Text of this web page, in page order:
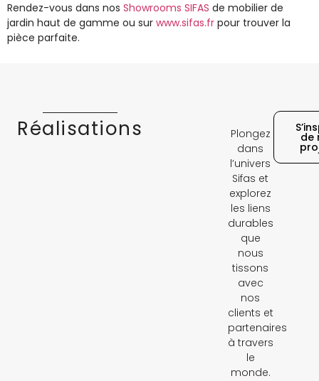
Rendez-vous dans nos Showrooms SIFAS de mobilier de
jardin haut de gamme ou sur www.sifas.fr pour trouver la
pièce parfaite.
Réalisations
Plongez
dans
l’univers
Sifas et
explorez
les liens
durables
que
nous
tissons
avec
nos
clients et
partenaires
à travers
le
monde.
de